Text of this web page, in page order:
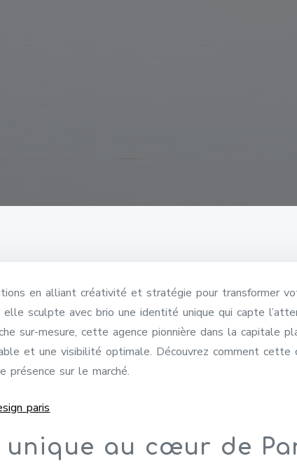
en alliant créativité et stratégie pour transformer
sculpte avec brio une identité unique qui capte
sur-mesure, cette agence pionnière dans la capitale
et une visibilité optimale. Découvrez comment
présence sur le marché.
paris
unique au cœur de